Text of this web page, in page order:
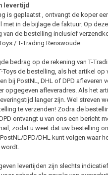
levertijd
is geplaatst , ontvangt de koper
met in de bijlage de faktuur. Op
van de bestelling inclusief
/ T-Trading Renswoude.
bedrag op de rekening van T-
Toys de bestelling, als het artikel op
bij PostNL, DHL of DPD afleveren
opgegeven afleveradres. Als het
langer zijn. Wel streven
te verzenden! Zodra de
ontvangt u van ons een bericht
zodat u weet dat uw bestelling
DPD/DHL kunt volgen waar
levertijden zijn slechts